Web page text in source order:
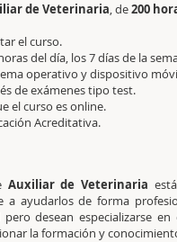
de Veterinaria, de200
el curso.
del día, los 7 días de la
operativo y dispositivo
de exámenes tipo test.
el curso es online.
Acreditativa.
Auxiliar de Veterinaria
a ayudarlos de forma
desean especializarse
la formación y